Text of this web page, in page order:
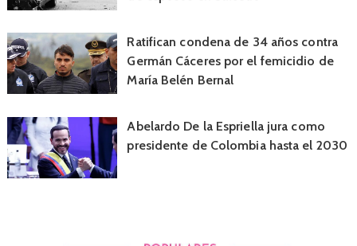
Ratifican condena de 34 años contra
Germán Cáceres por el femicidio de
María Belén Bernal
Abelardo De la Espriella jura como
presidente de Colombia hasta el 2030